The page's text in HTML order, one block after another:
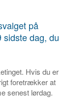
på
sidste dag, du
Hvis du er
foretrækker at
senest lørdag.